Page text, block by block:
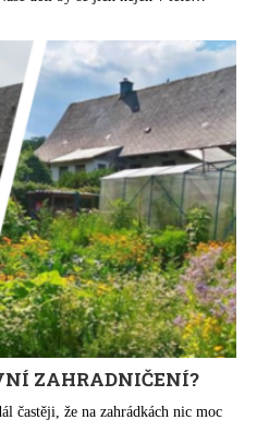
ZAHRADNIČENÍ?
častěji, že na zahrádkách nic moc